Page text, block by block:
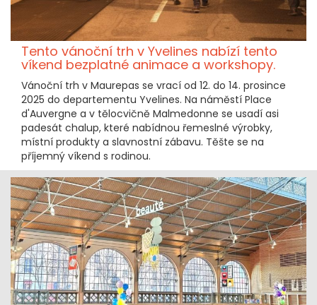
Tento vánoční trh v Yvelines nabízí tento
víkend bezplatné animace a workshopy.
Vánoční trh v Maurepas se vrací od 12. do 14. prosince
2025 do departementu Yvelines. Na náměstí Place
d'Auvergne a v tělocvičně Malmedonne se usadí asi
padesát chalup, které nabídnou řemeslné výrobky,
místní produkty a slavnostní zábavu. Těšte se na
příjemný víkend s rodinou.